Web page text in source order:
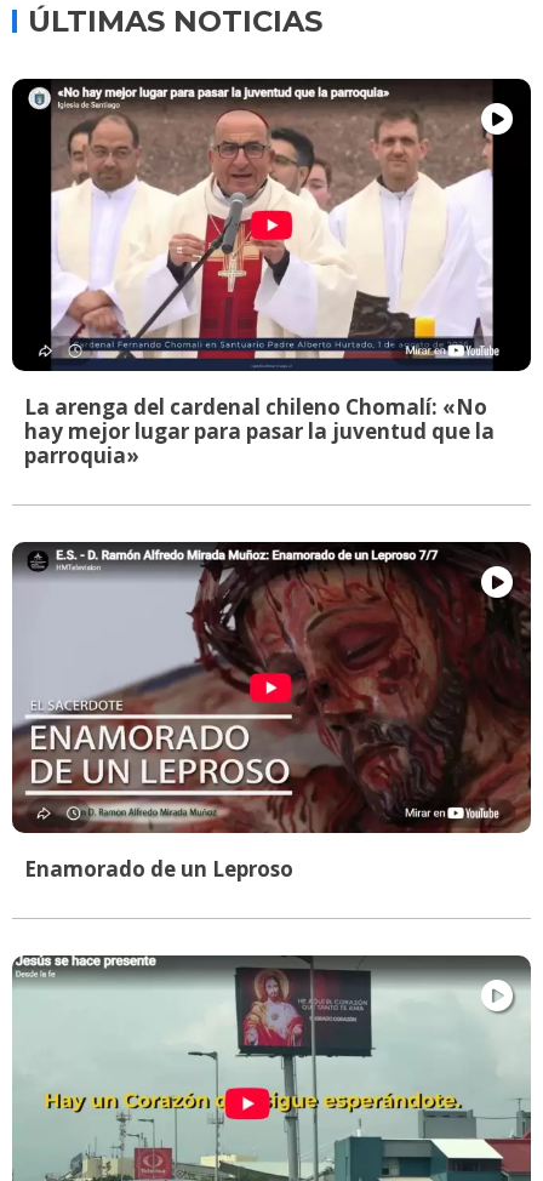
ÚLTIMAS NOTICIAS
La arenga del cardenal chileno Chomalí: «No
hay mejor lugar para pasar la juventud que la
parroquia»
Enamorado de un Leproso